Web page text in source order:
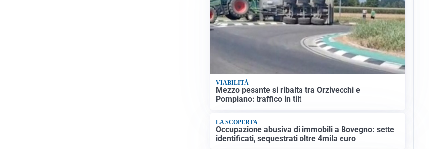
VIABILITÀ
Mezzo pesante si ribalta tra Orzivecchi e
Pompiano: traffico in tilt
LA SCOPERTA
Occupazione abusiva di immobili a Bovegno: sette
identificati, sequestrati oltre 4mila euro